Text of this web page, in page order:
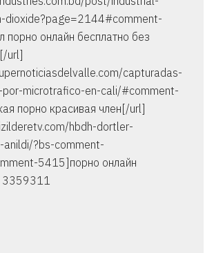
dioxide?page=2144#comment-
онлайн бесплатно без
url]
capturadas-
microtrafico-en-cali/#comment-
порно красивая член[/url]
hbdh-dortler-
anildi/?bs-comment-
5415]порно онлайн
3359311